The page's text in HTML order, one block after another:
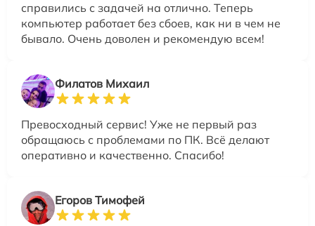
справились с задачей на отлично. Теперь
компьютер работает без сбоев, как ни в чем не
бывало. Очень доволен и рекомендую всем!
Филатов Михаил
Превосходный сервис! Уже не первый раз
обращаюсь с проблемами по ПК. Всё делают
оперативно и качественно. Спасибо!
Егоров Тимофей